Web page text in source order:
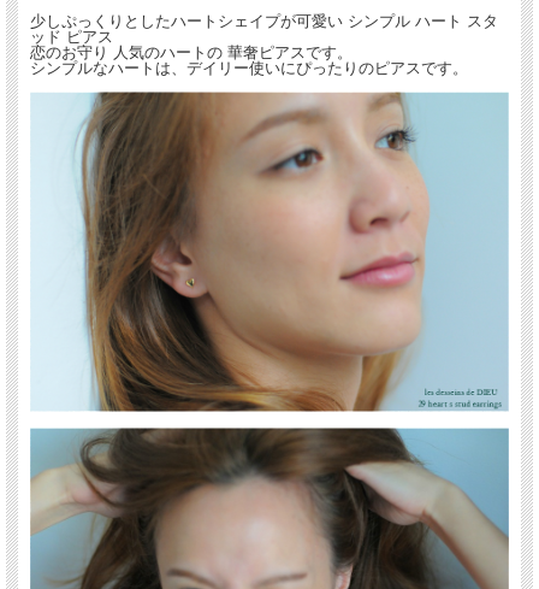
少しぷっくりとしたハートシェイプが可愛い シンプル ハート スタ
ッド ピアス
恋のお守り 人気のハートの 華奢ピアスです。
シンプルなハートは、デイリー使いにぴったりのピアスです。